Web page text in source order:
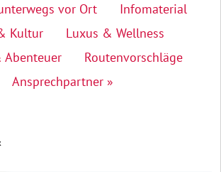
vor Ort
Infomaterial
Kultur
Luxus & Wellness
Routenvorschläge
Ansprechpartner »